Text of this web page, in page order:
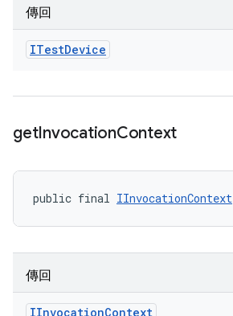
傳回
ITestDevice
getInvocationContext
public final IInvocationContext
傳回
IInvocationContext